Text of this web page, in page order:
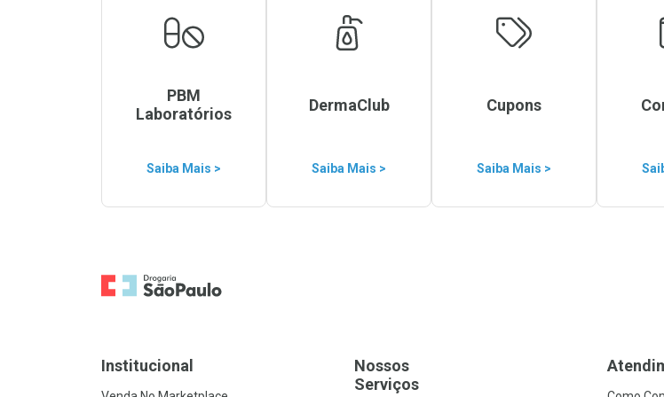
PBM
Laboratórios
Saiba Mais >
DermaClub
Saiba Mais >
Cupons
Saiba Mais >
Ir para a Home
Institucional
Nossos
Serviços